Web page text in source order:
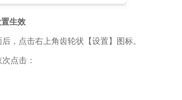
生效
，点击右上角齿轮状【设置】图标。
点击：